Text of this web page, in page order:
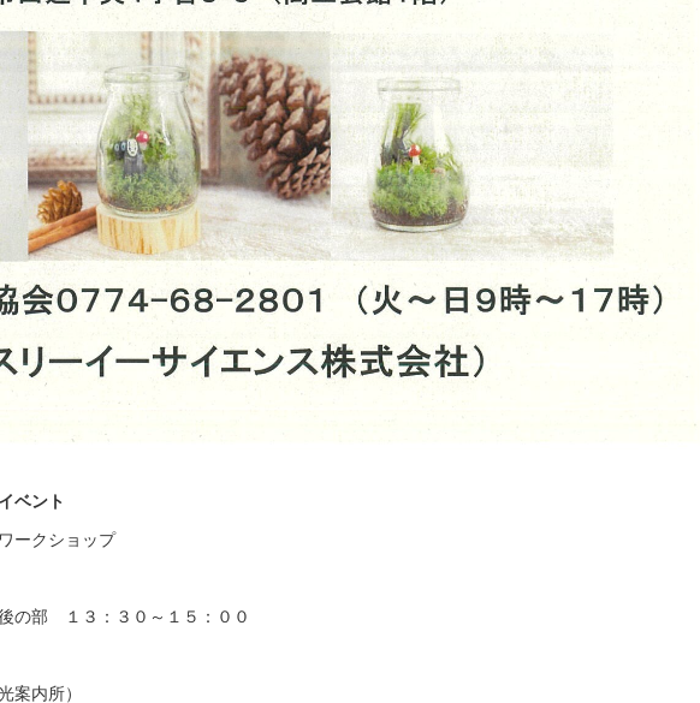
ベント
ークショップ
の部 １３：３０～１５：００
案内所）